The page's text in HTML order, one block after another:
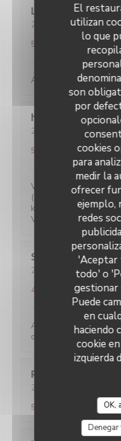
El
utilizan
lo que
son
por
cookies
para
medir la
ofrecer
ejemplo,
redes
'Aceptar
todo' o
gestionar
Puede
en
haciendo
cookie
izquierda
OK,
Louise
2026-05-25- 19:45 -
Ambiente:
5
Absolument parfait,
hans
2026-05-27
- 20:30 -
Ambiente:
5
Verrassende
(plat of bruis) is gratis.
klein maar ze hebben
Vriendelijke bediening!
Sylviane
R
2026-05-25- 13:00 -
/5 Ambiente
4
Accueil parfait. Accueil
délicieux et raffinés.
Romane
2026-05-21
Ambiente:
5